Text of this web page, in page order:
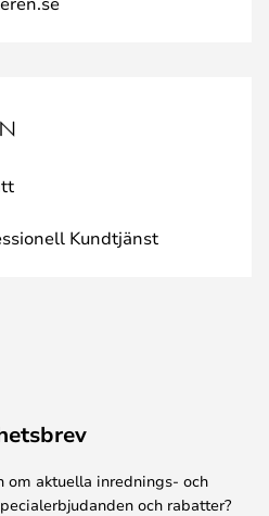
Kundtjänst
om aktuella inrednings- och
och rabatter?